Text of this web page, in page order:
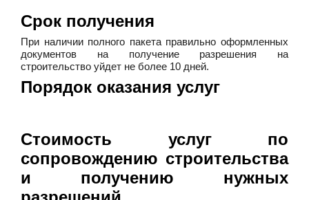
Срок получения
При наличии полного пакета правильно оформленных
документов на получение разрешения на
строительство уйдет не более 10 дней.
Порядок оказания услуг
Стоимость услуг по
сопровождению строительства
и получению нужных